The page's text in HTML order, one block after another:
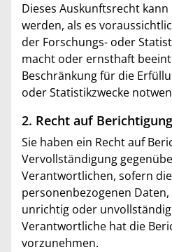
Dieses Auskunftsrecht
werden, als es
der Forschungs- oder
macht oder ernsthaft
Beschränkung für die
oder Statistikzwecke
2. Recht auf Berichtigung
Sie haben ein Recht auf
Vervollständigung
Verantwortlichen, sofern
personenbezogenen
unrichtig oder
Verantwortliche hat die
vorzunehmen.